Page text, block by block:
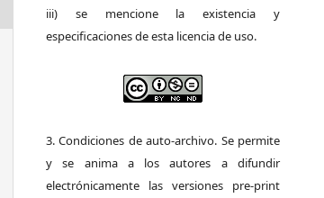
iii) se mencione la existencia y
especificaciones de esta licencia de uso.
3. Condiciones de auto-archivo. Se permite
y se anima a los autores a difundir
electrónicamente las versiones pre-print